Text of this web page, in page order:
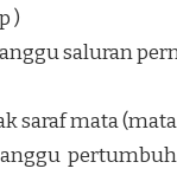
)
saluran
saraf mata